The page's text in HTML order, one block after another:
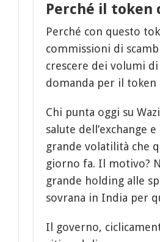
Perché il token
Perché con questo
commissioni di
crescere dei volumi di
domanda per il token
Chi punta oggi su
salute dell’exchange
grande volatilità che
giorno fa. Il motivo?
grande holding alle
sovrana in India per
Il governo,